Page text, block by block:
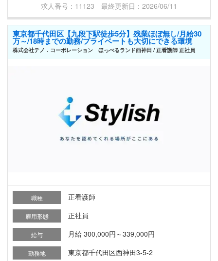
求人番号：11123 最終更新日：2026/06/11
東京都千代田区【九段下駅徒歩5分】残業ほぼ無し/月給30
万～/18時までの勤務/プライベートも大切にできる環境
株式会社テノ．コーポレーション ほっぺるランド西神田 / 正看護師 正社員
職種 正看護師
雇用形態 正社員
給与 月給 300,000円～339,000円
勤務地 東京都千代田区西神田3-5-2